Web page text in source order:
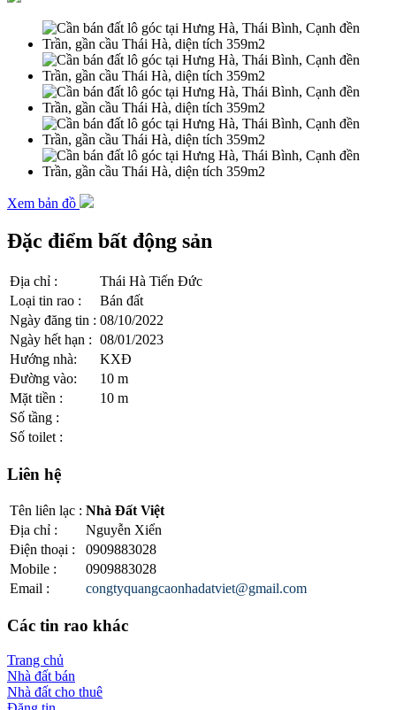
Xem bản đồ
Đặc điểm bất động sản
Địa chỉ :
Thái Hà Tiến Đức
Loại tin rao :
Bán đất
Ngày đăng tin : 08/10/2022
Ngày hết hạn : 08/01/2023
Hướng nhà:
KXĐ
Đường vào:
10 m
Mặt tiền :
10 m
Số tầng :
Số toilet :
Liên hệ
Tên liên lạc : Nhà Đất Việt
Địa chỉ :
Nguyễn Xiển
Điện thoại :
0909883028
Mobile :
0909883028
Email : congtyquangcaonhadatviet@gmail.com
Các tin rao khác
Trang chủ
Nhà đất bán
Nhà đất cho thuê